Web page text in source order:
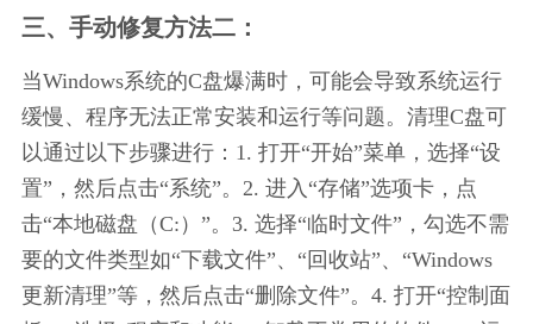
三、手动修复方法二：
当Windows系统的C盘爆满时，可能会导致系统运行
缓慢、程序无法正常安装和运行等问题。清理C盘可
以通过以下步骤进行：1. 打开“开始”菜单，选择“设
置”，然后点击“系统”。2. 进入“存储”选项卡，点
击“本地磁盘（C:）”。3. 选择“临时文件”，勾选不需
要的文件类型如“下载文件”、“回收站”、“Windows
更新清理”等，然后点击“删除文件”。4. 打开“控制面